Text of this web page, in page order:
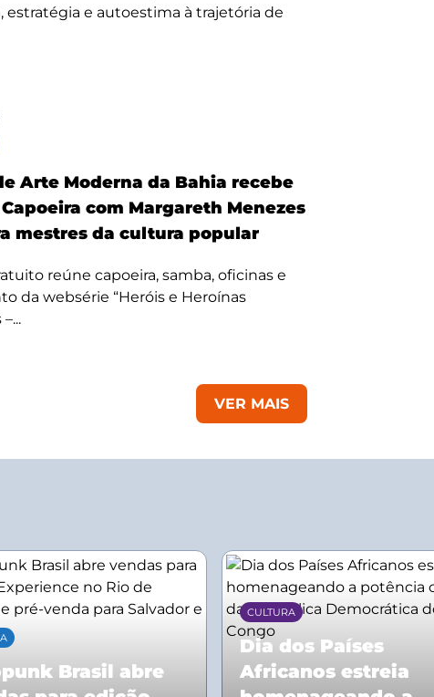
estratégia e autoestima à trajetória de
Arte Moderna da Bahia recebe
Capoeira com Margareth Menezes
mestres da cultura popular
reúne capoeira, samba, oficinas e
da websérie “Heróis e Heroínas
VER MAIS
Brasil abre
CULTURA
Dia dos Países
Africanos estreia